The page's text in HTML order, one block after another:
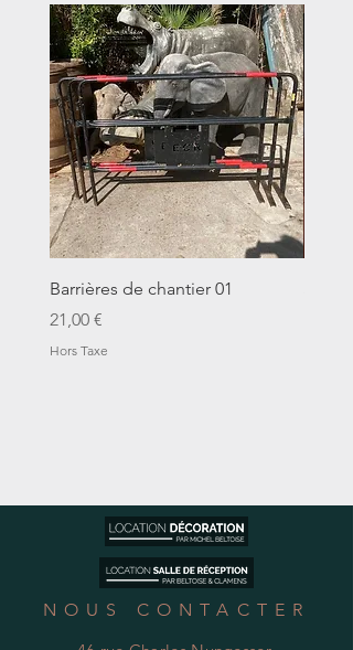
Barrières de chantier 01
Prix
21,00 €
Hors Taxe
NOUS CONTACTER